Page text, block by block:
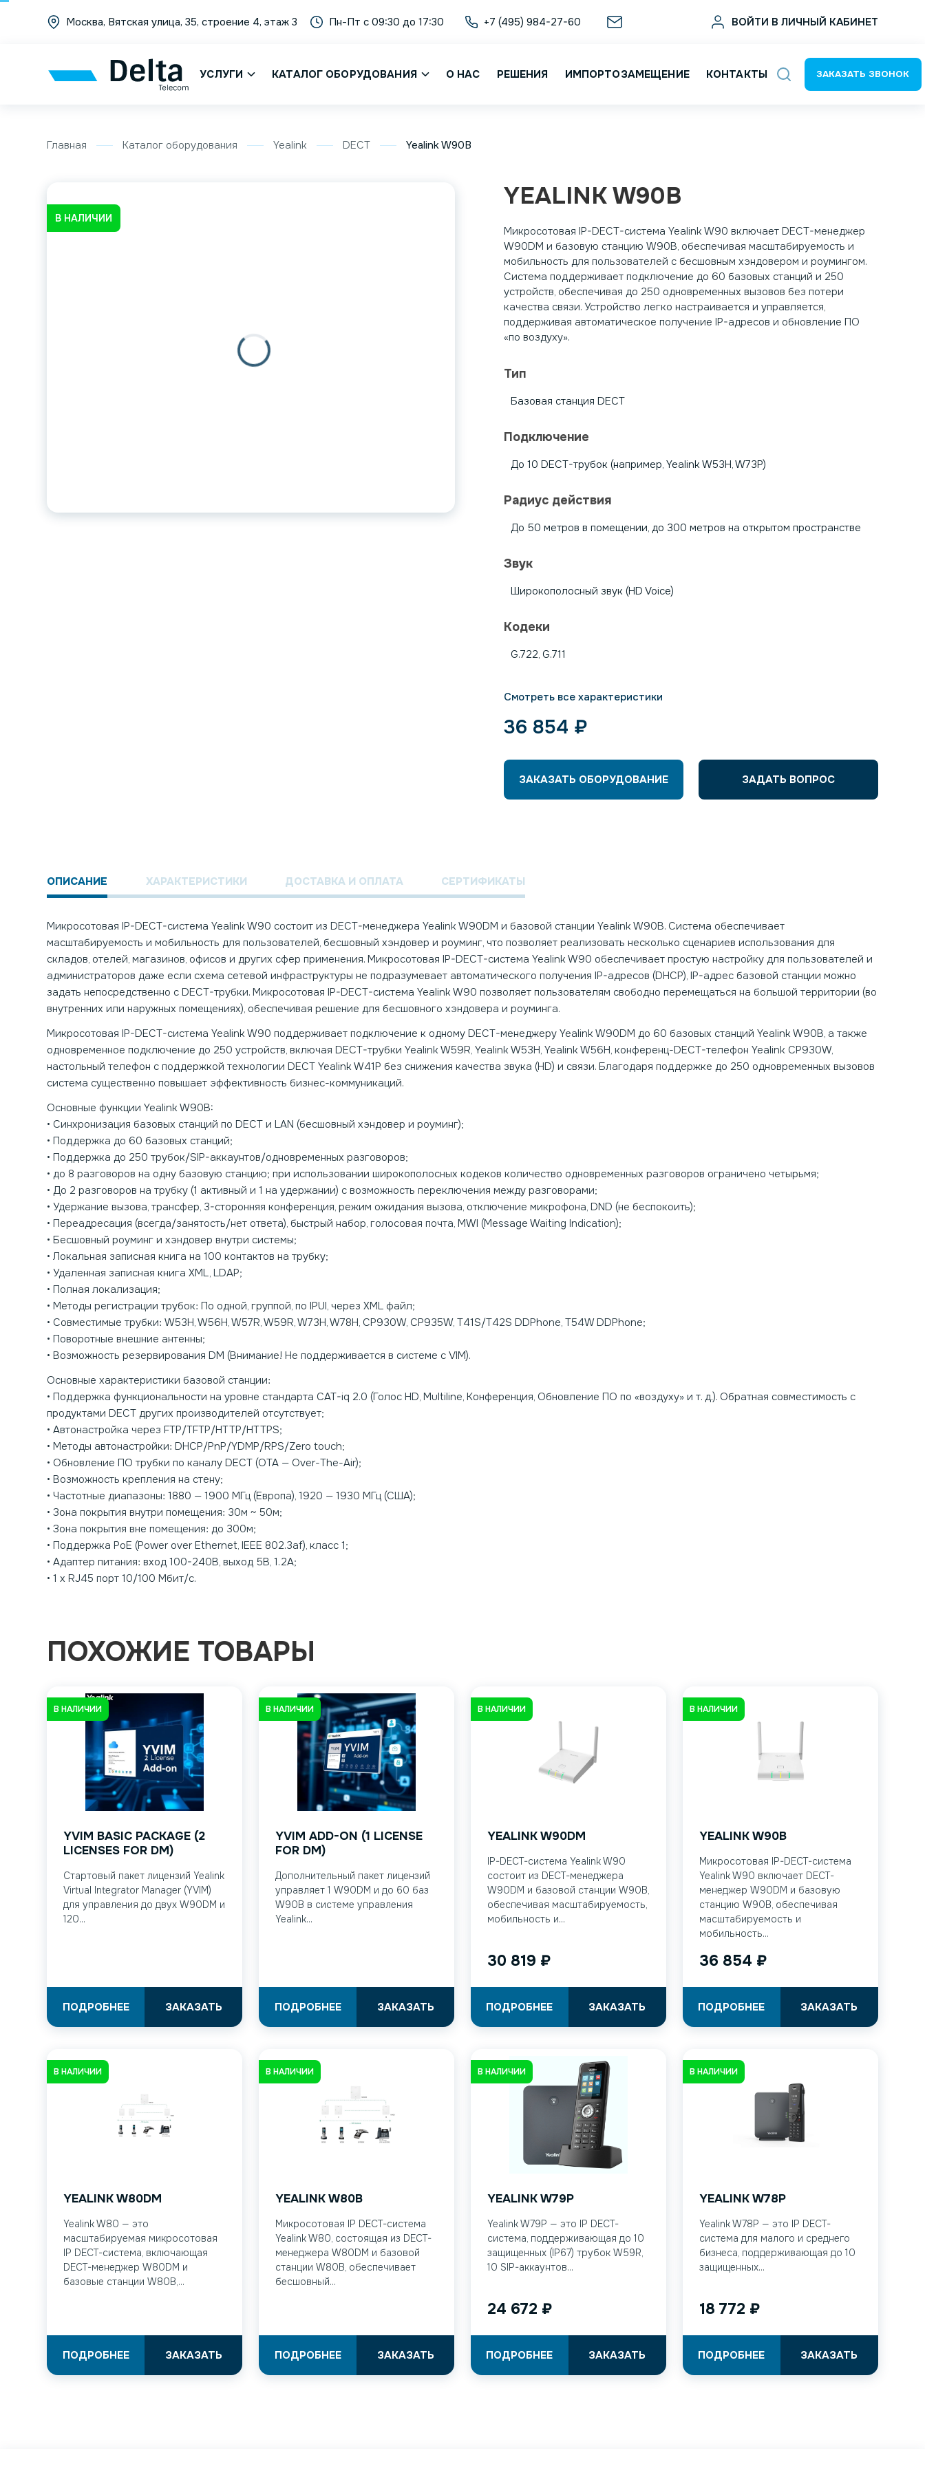
Москва, Вятская улица, 35, строение 4, этаж 3 Пн-Пт с 09:30 до 17:30 +7 (495) 984-27-60 ВОЙТИ В ЛИЧНЫЙ КАБИНЕТ
УСЛУГИ КАТАЛОГ ОБОРУДОВАНИЯ О НАС РЕШЕНИЯ ИМПОРТОЗАМЕЩЕНИЕ КОНТАКТЫ ЗАКАЗАТЬ ЗВОНОК
Главная Каталог оборудования Yealink DECT Yealink W90B
В НАЛИЧИИ
YEALINK W90B
Микросотовая IP-DECT-система Yealink W90 включает DECT-менеджер
W90DM и базовую станцию W90B, обеспечивая масштабируемость и
мобильность для пользователей с бесшовным хэндовером и роумингом.
Система поддерживает подключение до 60 базовых станций и 250
устройств, обеспечивая до 250 одновременных вызовов без потери
качества связи. Устройство легко настраивается и управляется,
поддерживая автоматическое получение IP-адресов и обновление ПО
«по воздуху».
Тип
Базовая станция DECT
Подключение
До 10 DECT-трубок (например, Yealink W53H, W73P)
Радиус действия
До 50 метров в помещении, до 300 метров на открытом пространстве
Звук
Широкополосный звук (HD Voice)
Кодеки
G.722, G.711
Смотреть все характеристики
36 854 ₽
ЗАКАЗАТЬ ОБОРУДОВАНИЕ ЗАДАТЬ ВОПРОС
ОПИСАНИЕ ХАРАКТЕРИСТИКИ ДОСТАВКА И ОПЛАТА СЕРТИФИКАТЫ
Микросотовая IP-DECT-система Yealink W90 состоит из DECT-менеджера Yealink W90DM и базовой станции Yealink W90B. Система обеспечивает
масштабируемость и мобильность для пользователей, бесшовный хэндовер и роуминг, что позволяет реализовать несколько сценариев использования для
складов, отелей, магазинов, офисов и других сфер применения. Микросотовая IP-DECT-система Yealink W90 обеспечивает простую настройку для пользователей и
администраторов даже если схема сетевой инфраструктуры не подразумевает автоматического получения IP-адресов (DHCP), IP-адрес базовой станции можно
задать непосредственно с DECT-трубки. Микросотовая IP-DECT-система Yealink W90 позволяет пользователям свободно перемещаться на большой территории (во
внутренних или наружных помещениях), обеспечивая решение для бесшовного хэндовера и роуминга.
Микросотовая IP-DECT-система Yealink W90 поддерживает подключение к одному DECT-менеджеру Yealink W90DM до 60 базовых станций Yealink W90B, а также
одновременное подключение до 250 устройств, включая DECT-трубки Yealink W59R, Yealink W53H, Yealink W56H, конференц-DECT-телефон Yealink CP930W,
настольный телефон с поддержкой технологии DECT Yealink W41P без снижения качества звука (HD) и связи. Благодаря поддержке до 250 одновременных вызовов
система существенно повышает эффективность бизнес-коммуникаций.
Основные функции Yealink W90B:
• Синхронизация базовых станций по DECT и LAN (бесшовный хэндовер и роуминг);
• Поддержка до 60 базовых станций;
• Поддержка до 250 трубок/SIP-аккаунтов/одновременных разговоров;
• до 8 разговоров на одну базовую станцию; при использовании широкополосных кодеков количество одновременных разговоров ограничено четырьмя;
• До 2 разговоров на трубку (1 активный и 1 на удержании) с возможность переключения между разговорами;
• Удержание вызова, трансфер, 3-сторонняя конференция, режим ожидания вызова, отключение микрофона, DND (не беспокоить);
• Переадресация (всегда/занятость/нет ответа), быстрый набор, голосовая почта, MWI (Message Waiting Indication);
• Бесшовный роуминг и хэндовер внутри системы;
• Локальная записная книга на 100 контактов на трубку;
• Удаленная записная книга XML, LDAP;
• Полная локализация;
• Методы регистрации трубок: По одной, группой, по IPUI, через XML файл;
• Совместимые трубки: W53H, W56H, W57R, W59R, W73H, W78H, CP930W, CP935W, T41S/T42S DDPhone, T54W DDPhone;
• Поворотные внешние антенны;
• Возможность резервирования DM (Внимание! Не поддерживается в системе с VIM).
Основные характеристики базовой станции:
• Поддержка функциональности на уровне стандарта CAT-iq 2.0 (Голос HD, Multiline, Конференция, Обновление ПО по «воздуху» и т. д.). Обратная совместимость с
продуктами DECT других производителей отсутствует;
• Автонастройка через FTP/TFTP/HTTP/HTTPS;
• Методы автонастройки: DHCP/PnP/YDMP/RPS/Zero touch;
• Обновление ПО трубки по каналу DECT (OTA — Over-The-Air);
• Возможность крепления на стену;
• Частотные диапазоны: 1880 — 1900 МГц (Европа), 1920 — 1930 МГц (США);
• Зона покрытия внутри помещения: 30м ~ 50м;
• Зона покрытия вне помещения: до 300м;
• Поддержка PoE (Power over Ethernet, IEEE 802.3af), класс 1;
• Адаптер питания: вход 100-240В, выход 5В, 1.2А;
• 1 x RJ45 порт 10/100 Мбит/с.
ПОХОЖИЕ ТОВАРЫ
В НАЛИЧИИ
YVIM BASIC PACKAGE (2
LICENSES FOR DM)
Стартовый пакет лицензий Yealink
Virtual Integrator Manager (YVIM)
для управления до двух W90DM и
120...
ЗАКАЗАТЬ
ПОДРОБНЕЕ
В НАЛИЧИИ
YVIM ADD-ON (1 LICENSE
FOR DM)
Дополнительный пакет лицензий
управляет 1 W90DM и до 60 баз
W90B в системе управления
Yealink...
ЗАКАЗАТЬ
ПОДРОБНЕЕ
В НАЛИЧИИ
YEALINK W90DM
IP-DECT-система Yealink W90
состоит из DECT-менеджера
W90DM и базовой станции W90B,
обеспечивая масштабируемость,
мобильность и...
30 819 ₽
ЗАКАЗАТЬ
ПОДРОБНЕЕ
В НАЛИЧИИ
YEALINK W90B
Микросотовая IP-DECT-система
Yealink W90 включает DECT-
менеджер W90DM и базовую
станцию W90B, обеспечивая
масштабируемость и
мобильность...
36 854 ₽
ЗАКАЗАТЬ
ПОДРОБНЕЕ
В НАЛИЧИИ
YEALINK W80DM
Yealink W80 — это
масштабируемая микросотовая
IP DECT-система, включающая
DECT-менеджер W80DM и
базовые станции W80B,...
ЗАКАЗАТЬ
ПОДРОБНЕЕ
В НАЛИЧИИ
YEALINK W80B
Микросотовая IP DECT-система
Yealink W80, состоящая из DECT-
менеджера W80DM и базовой
станции W80B, обеспечивает
бесшовный...
ЗАКАЗАТЬ
ПОДРОБНЕЕ
В НАЛИЧИИ
YEALINK W79P
Yealink W79P — это IP DECT-
система, поддерживающая до 10
защищенных (IP67) трубок W59R,
10 SIP-аккаунтов...
24 672 ₽
ЗАКАЗАТЬ
ПОДРОБНЕЕ
В НАЛИЧИИ
YEALINK W78P
Yealink W78P — это IP DECT-
система для малого и среднего
бизнеса, поддерживающая до 10
защищенных...
18 772 ₽
ЗАКАЗАТЬ
ПОДРОБНЕЕ